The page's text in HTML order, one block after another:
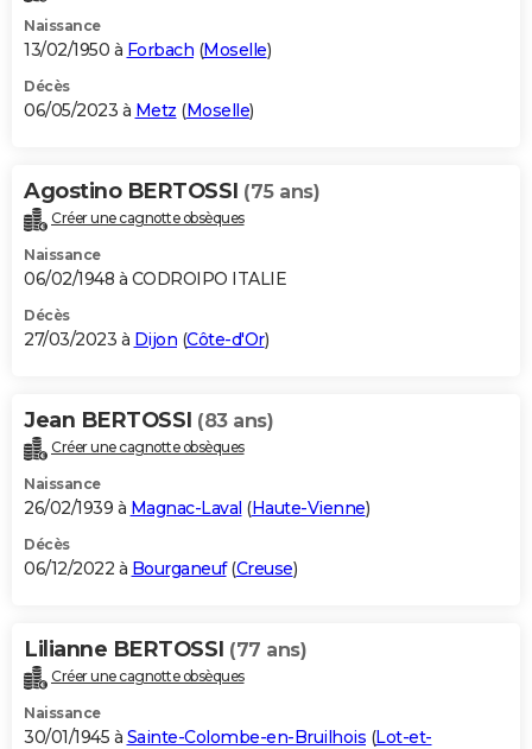
Naissance
13/02/1950 à Forbach (Moselle)
Décès
06/05/2023 à Metz (Moselle)
Agostino BERTOSSI (75 ans)
Créer une cagnotte obsèques
Naissance
06/02/1948 à CODROIPO ITALIE
Décès
27/03/2023 à Dijon (Côte-d'Or)
Jean BERTOSSI (83 ans)
Créer une cagnotte obsèques
Naissance
26/02/1939 à Magnac-Laval (Haute-Vienne)
Décès
06/12/2022 à Bourganeuf(Creuse)
Lilianne BERTOSSI (77 ans)
Créer une cagnotte obsèques
Naissance
30/01/1945 à Sainte-Colombe-en-Bruilhois (Lot-et-